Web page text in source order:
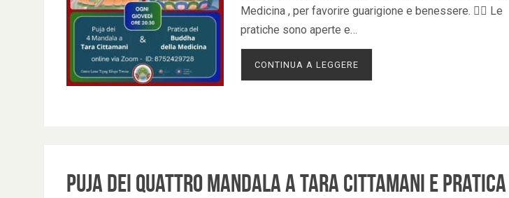
Medicina , per favorire guarigione e benessere. 🧘‍♀ Le
pratiche sono aperte e…
CONTINUA A LEGGERE
Puja dei Quattro Mandala a Tara Cittamani e Pratica